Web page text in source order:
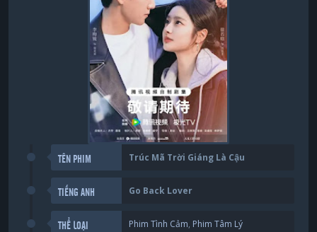
TÊN PHIM Trúc Mã Trời Giáng Là Cậu
TIẾNG ANH Go Back Lover
THỂ LOẠI Phim Tình Cảm, Phim Tâm Lý